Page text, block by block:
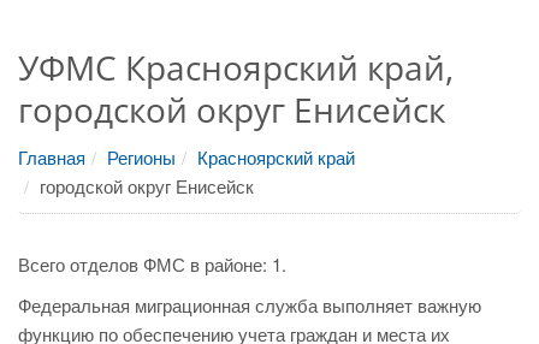
УФМС Красноярский край,
городской округ Енисейск
Главная Регионы
Красноярский край
городской округ Енисейск
Всего отделов ФМС в районе: 1.
Федеральная миграционная служба выполняет важную
функцию по обеспечению учета граждан и места их